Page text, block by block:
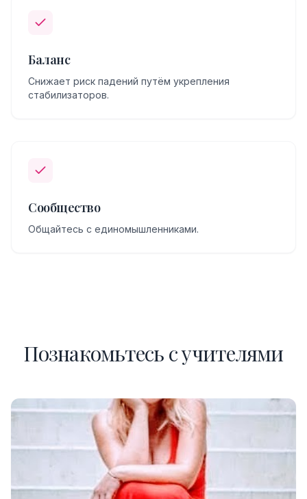
Баланс
Снижает риск падений путём укрепления
стабилизаторов.
Сообщество
Общайтесь с единомышленниками.
Познакомьтесь с учителями